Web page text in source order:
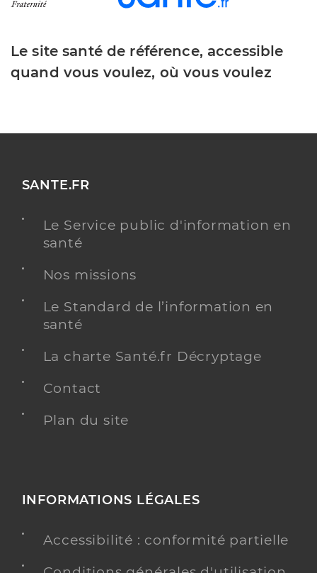
Le site santé de référence, accessible
quand vous voulez, où vous voulez
SANTE.FR
Le Service public d'information en
santé
Nos missions
Le Standard de l’information en
santé
La charte Santé.fr Décryptage
Contact
Plan du site
INFORMATIONS LÉGALES
Accessibilité : conformité partielle